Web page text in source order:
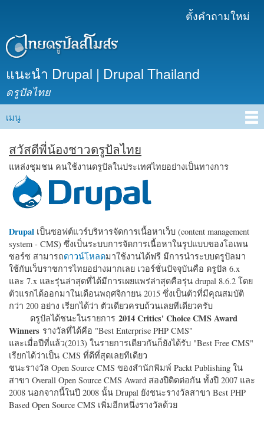
เนื้อหา
ตั้งคำถามใหม่
แนะนำ Drupal | Drupal Thailand
ดรูปัลไทย
Main menu
เมนู
สวัสดีพี่น้องชาวดรูปัลไทย
แหล่งชุมชน คนใช้งานดรูปัลในประเทศไทยอย่างเป็นทางการ
Drupal เป็นซอฟต์แวร์บริหารจัดการเนื้อหาเว็บ (content management
system - CMS) ซึ่งเป็นระบบการจัดการเนื้อหาในรูปแบบของโอเพน
ซอร์ซ สามารถดาวน์โหลดมาใช้งานได้ฟรี มีการนำระบบดรูปัลมา
ใช้กับเว็บราชการไทยอย่างมากเลย เวอร์ชั่นปัจจุบันคือ ดรูปัล 6.x
และ 7.x และรุ่นล่าสุดที่ได้มีการเผยแพร่ล่าสุดคือรุ่น drupal 8.6.2 โดย
ตัวแรกได้ออกมาในเดือนพฤศจิกายน 2015 ซึ่งเป็นตัวที่มีคุณสมบัติ
กว่า 200 อย่าง เรียกได้ว่า ตัวเดียวครบถ้วนเลยทีเดียวครับ
ดรูปัลได้ชนะในรายการ 2014 Critics' Choice CMS Award
Winners รางวัลที่ได้คือ "Best Enterprise PHP CMS"
และเมื่อปีที่แล้ว(2013) ในรายการเดียวกันก็ยังได้รับ "Best Free CMS"
เรียกได้ว่าเป็น CMS ที่ดีที่สุดเลยทีเดียว
ชนะรางวัล Open Source CMS ของสำนักพิมพ์ Packt Publishing ใน
สาขา Overall Open Source CMS Award สองปีติดต่อกัน ทั้งปี 2007 และ
2008 นอกจากนี้ในปี 2008 นั้น Drupal ยังชนะรางวัลสาขา Best PHP
Based Open Source CMS เพิ่มอีกหนึ่งรางวัลด้วย